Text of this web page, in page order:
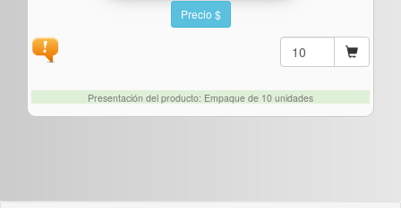
Precio $
Presentación del producto: Empaque de 10 unidades